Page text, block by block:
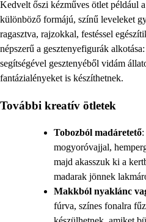
Kedvelt őszi kézműves ötlet például a
különböző formájú, színű leveleket
ragasztva, rajzokkal, festéssel
népszerű a gesztenyefigurák
segítségével gesztenyéből vidám
fantázialényeket is készíthetnek.
További kreatív ötletek
Tobozból madáretető
mogyoróvajjal,
majd akasszuk ki a
madarak jönnek
Makkból nyaklánc
fúrva, színes fonalra